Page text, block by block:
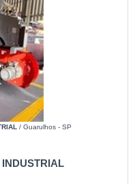
/ Guarulhos - SP